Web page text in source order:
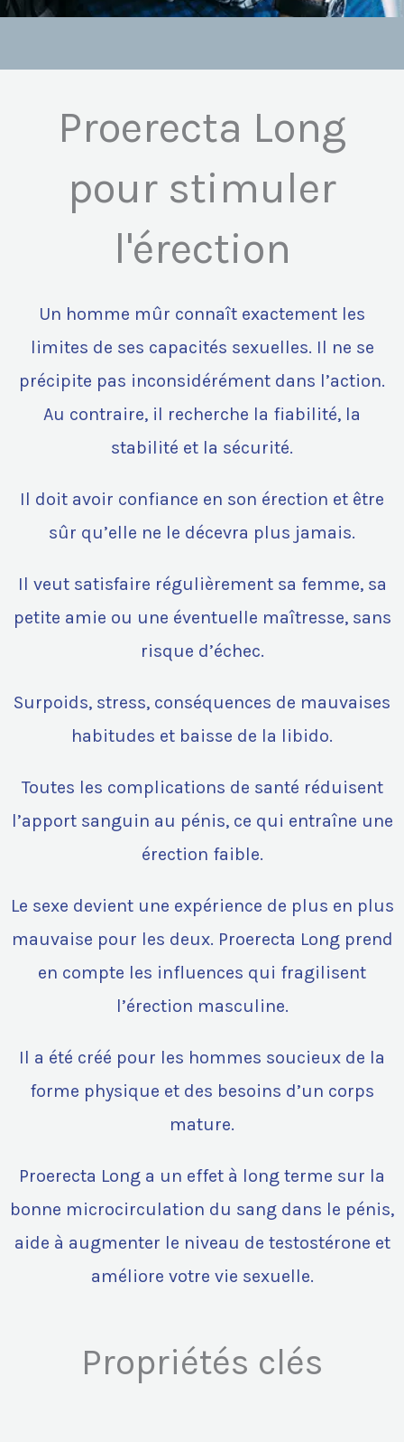
Proerecta Long
pour stimuler
l'érection
Un homme mûr connaît exactement les
limites de ses capacités sexuelles. Il ne se
précipite pas inconsidérément dans l’action.
Au contraire, il recherche la fiabilité, la
stabilité et la sécurité.
Il doit avoir confiance en son érection et être
sûr qu’elle ne le décevra plus jamais.
Il veut satisfaire régulièrement sa femme, sa
petite amie ou une éventuelle maîtresse, sans
risque d’échec.
Surpoids, stress, conséquences de mauvaises
habitudes et baisse de la libido.
Toutes les complications de santé réduisent
l’apport sanguin au pénis, ce qui entraîne une
érection faible.
Le sexe devient une expérience de plus en plus
mauvaise pour les deux. Proerecta Long prend
en compte les influences qui fragilisent
l’érection masculine.
Il a été créé pour les hommes soucieux de la
forme physique et des besoins d’un corps
mature.
Proerecta Long a un effet à long terme sur la
bonne microcirculation du sang dans le pénis,
aide à augmenter le niveau de testostérone et
améliore votre vie sexuelle.
Propriétés clés